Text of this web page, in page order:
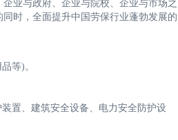
业与政府、企业与院校、企业与市场之
时，全面提升中国劳保行业蓬勃发展的
等)。
置、建筑安全设备、电力安全防护设